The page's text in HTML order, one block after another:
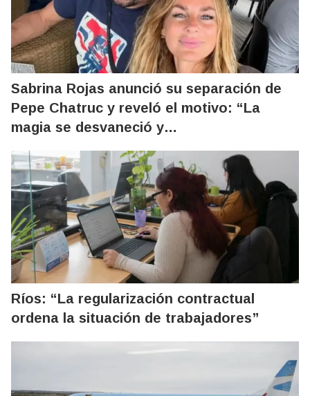
Sabrina Rojas anunció su separación de
Pepe Chatruc y reveló el motivo: “La
magia se desvaneció y…
Ríos: “La regularización contractual
ordena la situación de trabajadores”